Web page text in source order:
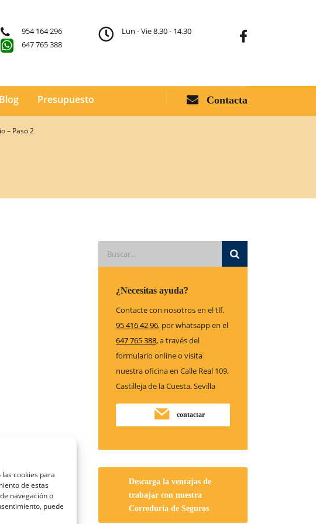
cookies para
de estas
navegación o
puede
Lun - Vie 8.30 - 14.30
954 164 296
647 765 388
Blog Presupuesto Contacta
– Paso 2
¿Necesitas ayuda?
Contacte con nosotros en el tlf.
95 416 42 96, por whatsapp en el
647 765 388, a través del
formulario online o visita
nuestra oficina en Calle Real 109,
Castilleja de la Cuesta. Sevilla
contactar
Descarga la ventajas de
trabajar con nuestra
Correduría de Seguros